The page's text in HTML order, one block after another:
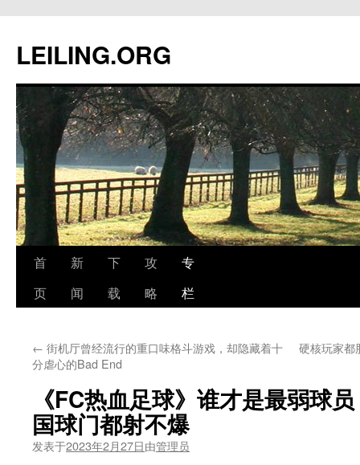
文
LEILING.ORG
首
页
新
闻
下
载
攻
略
专
栏
← 街机厅曾经流行的重口味格斗游戏，却隐藏着十
分虐心的Bad End
硬核玩家都
《FC热血足球》谁才是最弱球
国球门都射不爆
发表于2023年2月27日由管理员